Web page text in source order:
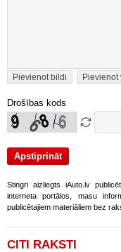
Pievienot bildi Pievienot
Drošības kods
Stingri aizliegts iAuto.lv
interneta portālos, masu
publicētajiem materiāliem bez
CITI RAKSTI